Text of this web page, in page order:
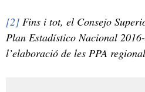
[2] Fins i tot, el Consejo
Plan Estadístico Nacional
l’elaboració de les PPA